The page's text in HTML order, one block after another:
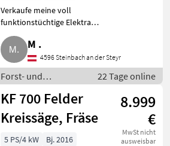
Verkaufe meine voll
funktionstüchtige Elektra
Beckum PK 250. Die Säge ist
sehr robust, präzise und ideal
für die Werkstatt. Besichtigung
und Test vor Ort gerne mögli
M .
4596 Steinbach an der Steyr
Forst- und
Holztechnik /
Kreissägen
22 Tage online
KF 700 Felder
Kreissäge, Fräse
8.999
€
MwSt nicht
ausweisbar
5 PS/4 kW
Bj. 2016